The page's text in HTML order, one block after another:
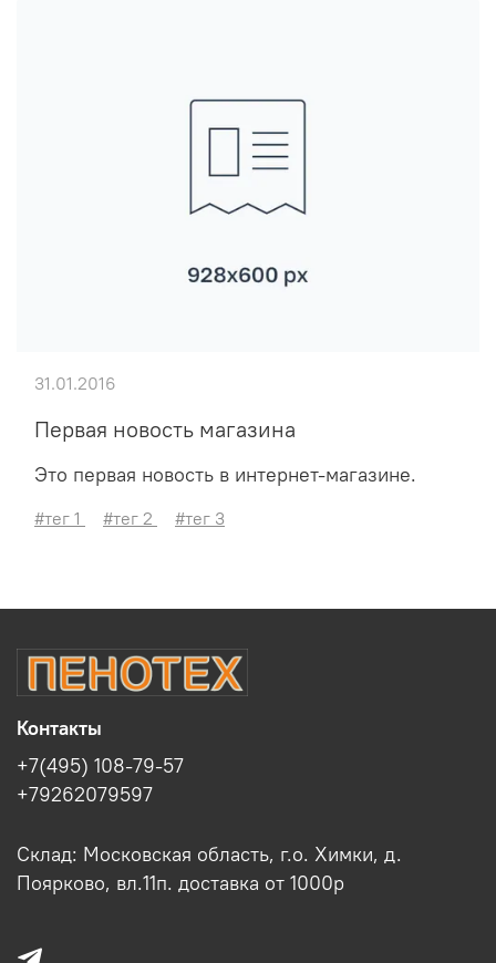
Первая новость магазина
Это первая новость в интернет-магазине.
31.01.2016
#тег 1 #тег 2 #тег 3
Контакты
+7(495) 108-79-57
+79262079597
Склад: Московская область, г.о. Химки, д.
Поярково, вл.11п. доставка от 1000р